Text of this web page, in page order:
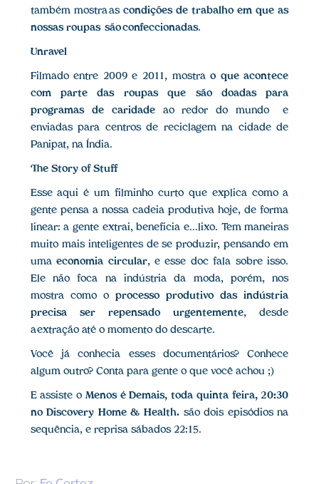
também mostra as condições de trabalho em que as
nossas roupas são confeccionadas.
Unravel
Filmado entre 2009 e 2011, mostrao que acontece
com parte das roupas que são doadas para
programas de caridadeao redor do mundo e
enviadas para centros de reciclagem na cidade de
Panipat, na Índia.
The Story of Stuff
Esse aqui é um filminho curto que explica como a
gente pensa a nossa cadeia produtiva hoje, de forma
linear: a gente extrai, beneficia e...lixo. Tem maneiras
muito mais inteligentes de se produzir, pensando em
umaeconomia circular, e esse doc fala sobre isso.
Ele não foca na indústria da moda, porém, nos
mostra como o processo produtivo das indústria
precisa ser repensado urgentemente, desde
a extração até o momento do descarte.
Você já conhecia esses documentários? Conhece
algum outro? Conta para gente o que você achou ;)
E assiste o Menos é Demais, toda quinta feira, 20:30
no Discovery Home & Health. são dois episódios na
sequência, e reprisa sábados 22:15.